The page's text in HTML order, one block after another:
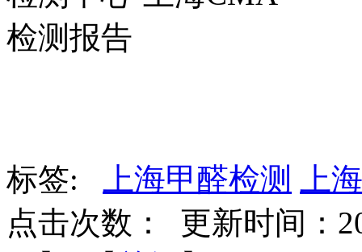
标签: 上海甲醛检测
上
点击次数：
更新时间：